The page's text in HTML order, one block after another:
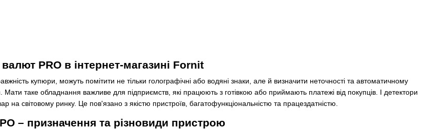
PRO в інтернет-магазині Fornit
купюри, можуть помітити не тільки голографічні або водяні знаки, але й визначити неточності та автоматичному
таке обладнання важливе для підприємств, які працюють з готівкою або приймають платежі від покупців. І детектори
на світовому ринку. Це пов'язано з якістю пристроїв, багатофункціональністю та працездатністю.
– призначення та різновиди пристрою